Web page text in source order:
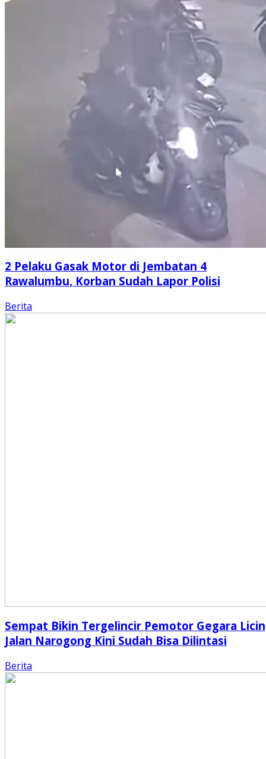
2 Pelaku Gasak Motor di Jembatan 4
Rawalumbu, Korban Sudah Lapor Polisi
Berita
Sempat Bikin Tergelincir Pemotor Gegara
Jalan Narogong Kini Sudah Bisa Dilintasi
Berita